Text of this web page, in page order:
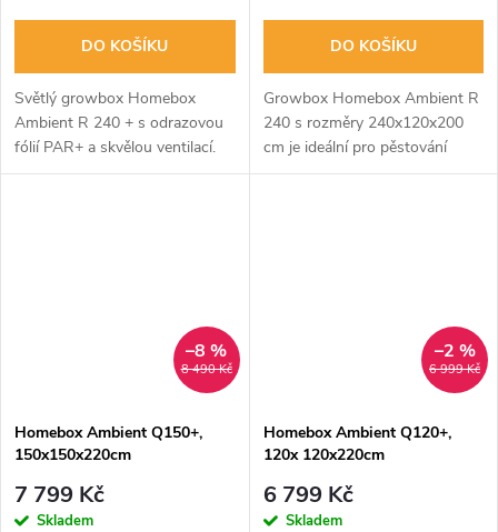
DO KOŠÍKU
Světlý growbox Homebox
Ambient R 240 + s odrazovou
fólií PAR+ a skvělou ventilací.
Ideální prostor pro pěstování
DO KOŠÍKU
Growbox Homebox Ambient R
240 s rozměry 240x120x200
cm je ideální pro pěstování
rostlin pod osvětlením se
8 490 Kč
–8 %
Homebox Ambient Q150+,
150x150x220cm
7 799 Kč
Skladem
6 999 Kč
–2 %
Homebox Ambient Q120+,
120x 120x220cm
6 799 Kč
Skladem